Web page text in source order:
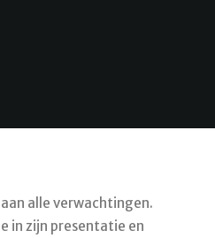
alle verwachtingen.
in zijn presentatie en